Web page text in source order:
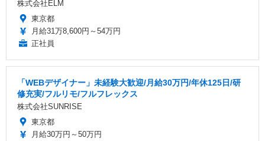
株式会社ELM
東京都
月給31万8,600円～54万円
正社員
「WEBデザイナー」未経験大歓迎/月給30万円/年休125日/研
修充実/フルリモ/フルフレックス
株式会社SUNRISE
東京都
月給30万円～50万円